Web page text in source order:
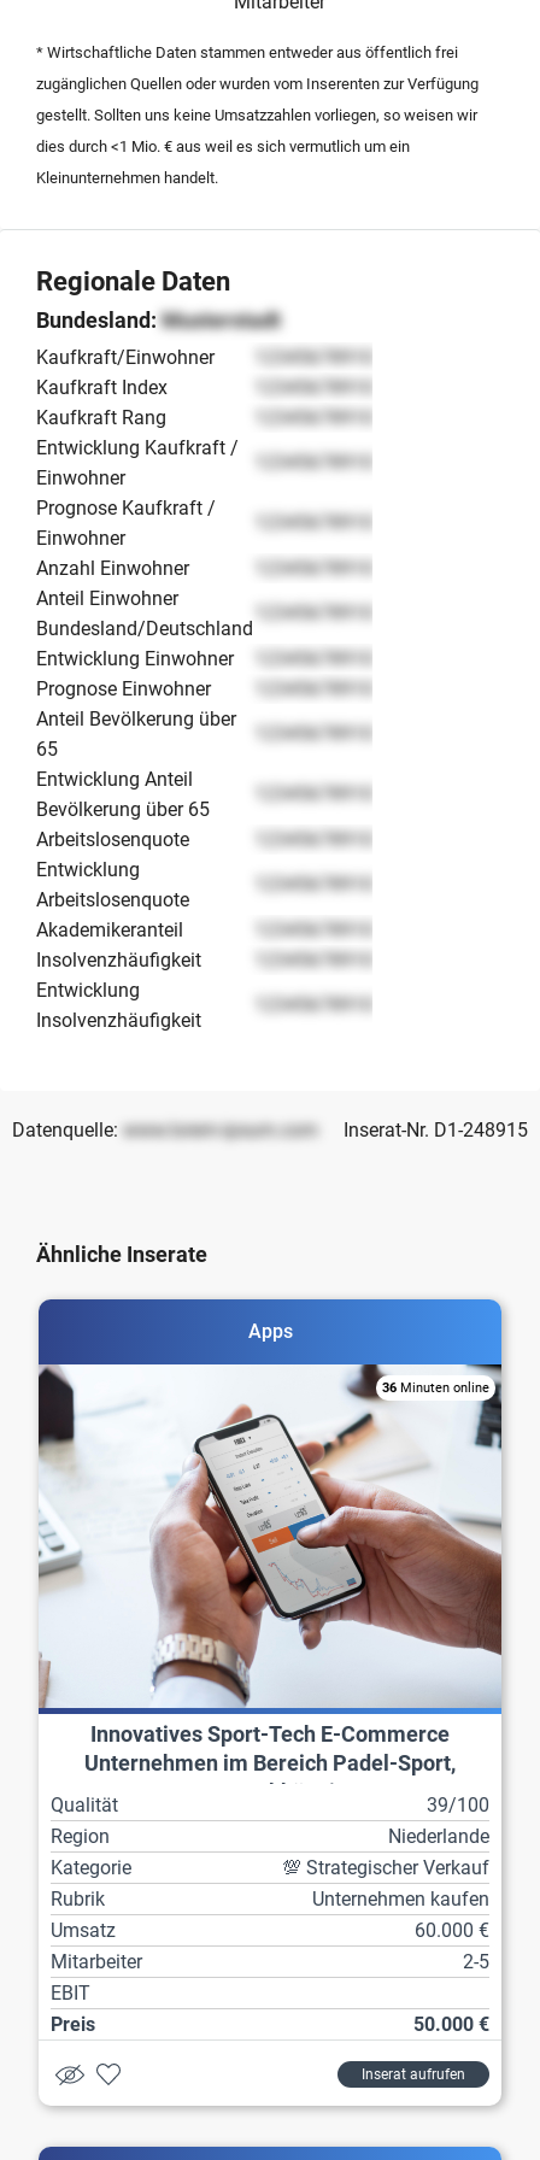
Kapitalgeber, die in ein bestehendes Software-Business
mit validierten Produkten investieren möchten.
* Wirtschaftliche Daten stammen entweder aus öffentlich frei
zugänglichen Quellen oder wurden vom Inserenten zur Verfügung
gestellt. Sollten uns keine Umsatzzahlen vorliegen, so weisen wir
dies durch <1 Mio. € aus weil es sich vermutlich um ein
Kleinunternehmen handelt.
Regionale Daten
Bundesland:Musterstadt
Kaufkraft/Einwohner
12345678910
Kaufkraft Index
12345678910
Kaufkraft Rang
12345678910
Entwicklung Kaufkraft /
Einwohner
12345678910
Prognose Kaufkraft /
Einwohner
12345678910
Anzahl Einwohner
12345678910
Anteil Einwohner
Bundesland/Deutschland
12345678910
Entwicklung Einwohner
12345678910
Prognose Einwohner
12345678910
Anteil Bevölkerung über
65
12345678910
Entwicklung Anteil
Bevölkerung über 65
12345678910
Arbeitslosenquote
12345678910
Entwicklung
Arbeitslosenquote
12345678910
Akademikeranteil
12345678910
Insolvenzhäufigkeit
12345678910
Entwicklung
Insolvenzhäufigkeit
12345678910
Datenquelle: www.lorem-ipsum.com Inserat-Nr. D1-248915
Ähnliche Inserate
Apps
36 Minuten online
Innovatives Sport-Tech E-Commerce
Unternehmen im Bereich Padel-Sport,
Qualität
39/100
Region
Niederlande
Kategorie
💯 Strategischer Verkauf
Rubrik
Unternehmen kaufen
Umsatz
60.000 €
Mitarbeiter
2-5
EBIT
Preis
50.000 €
Inserat aufrufen